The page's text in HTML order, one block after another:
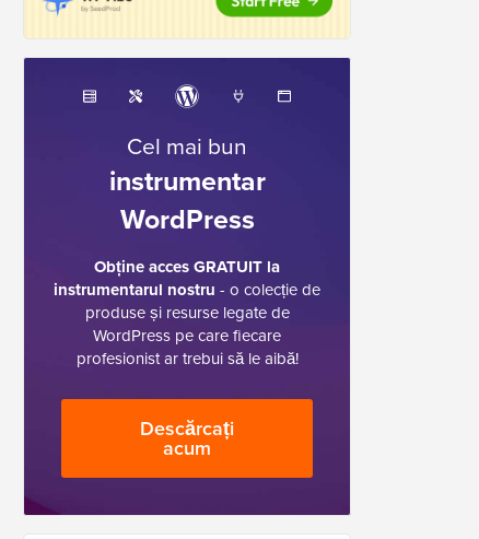
Cel mai bun
instrumentar
WordPress
Obține acces GRATUIT la
instrumentarul nostru - o colecție de
produse și resurse legate de
WordPress pe care fiecare
profesionist ar trebui să le aibă!
Descărcați
acum